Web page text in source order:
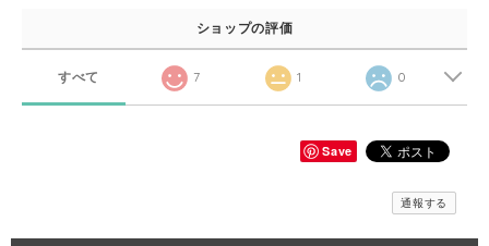
ショップの評価
すべて 7 1 0
Save
通報する